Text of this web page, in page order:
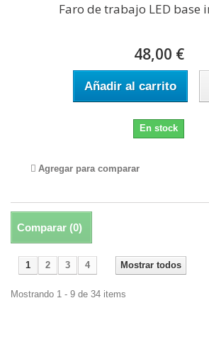
Faro de trabajo LED base
48,00 €
Añadir al carrito
En stock
Agregar para comparar
Comparar (0)
Mostrar todos
1 2 3 4
Mostrando 1 - 9 de 34 items